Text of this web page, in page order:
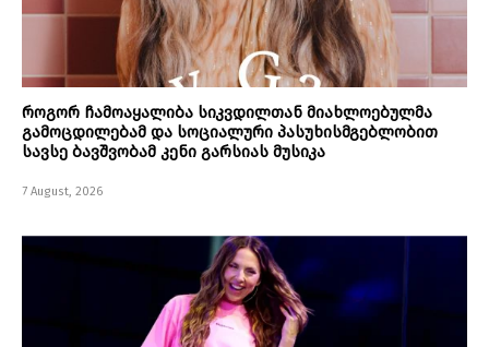
როგორ ჩამოაყალიბა სიკვდილთან მიახლოებულმა
გამოცდილებამ და სოციალური პასუხისმგებლობით
სავსე ბავშვობამ კენი გარსიას მუსიკა
7 August, 2026